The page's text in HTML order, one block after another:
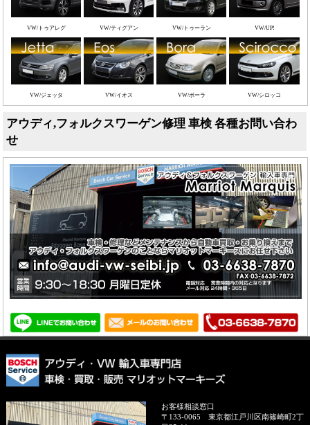
VW/トゥアレグ VW/ティグアン VW/トゥーラン VW/UP!
VW/ジェッタ VW/イオス VW/ボーラ VW/シロッコ
アウディ,フォルクスワーゲン修理 車検 各種お問い合わ
せ
お客様相談窓口
〒133-0065
東京都江戸川区南篠崎町2丁